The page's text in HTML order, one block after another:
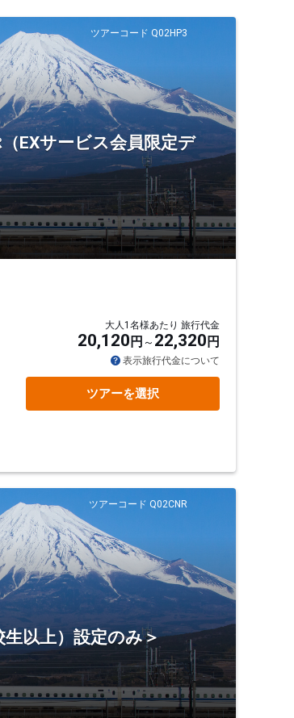
ツアーコード Q02HP3
EXサービス会員限定デ
大人1名様あたり 旅行代金
20,120 円 22,320 円
表示旅行代金について
ツアーを選択
ツアーコード Q02CNR
以上）設定のみ＞